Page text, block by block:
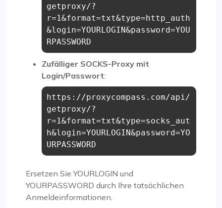
getproxy/?
r=1&format=txt&type=http_auth
&login=YOURLOGIN&password=YOU
RPASSWORD
Zufälliger SOCKS-Proxy mit
Login/Passwort:
https://proxycompass.com/api/
getproxy/?
r=1&format=txt&type=socks_aut
h&login=YOURLOGIN&password=YO
URPASSWORD
Ersetzen Sie YOURLOGIN und
YOURPASSWORD durch Ihre tatsächlichen
Anmeldeinformationen.